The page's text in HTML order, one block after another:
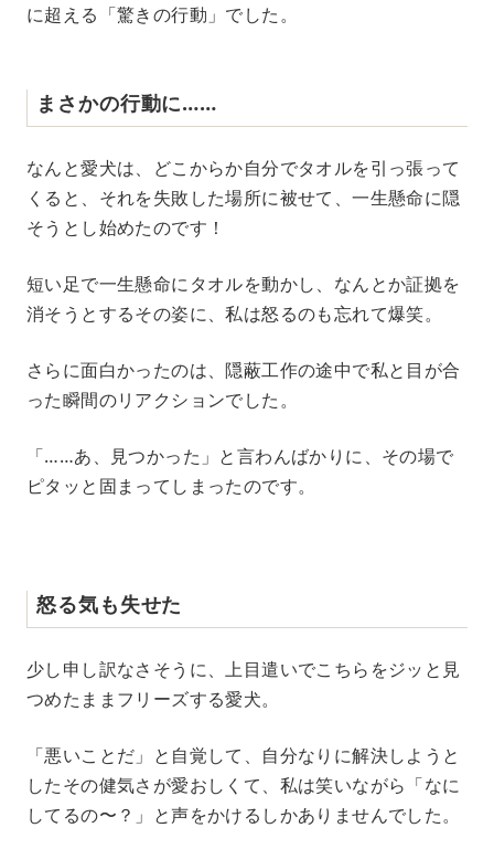
に超える「驚きの行動」でした。
まさかの行動に……
なんと愛犬は、どこからか自分でタオルを引っ張って
くると、それを失敗した場所に被せて、一生懸命に隠
そうとし始めたのです！
短い足で一生懸命にタオルを動かし、なんとか証拠を
消そうとするその姿に、私は怒るのも忘れて爆笑。
さらに面白かったのは、隠蔽工作の途中で私と目が合
った瞬間のリアクションでした。
「……あ、見つかった」と言わんばかりに、その場で
ピタッと固まってしまったのです。
怒る気も失せた
少し申し訳なさそうに、上目遣いでこちらをジッと見
つめたままフリーズする愛犬。
「悪いことだ」と自覚して、自分なりに解決しようと
したその健気さが愛おしくて、私は笑いながら「なに
してるの〜？」と声をかけるしかありませんでした。